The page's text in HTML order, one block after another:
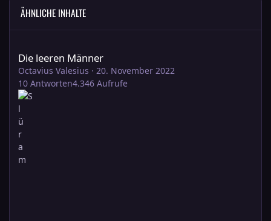
ÄHNLICHE INHALTE
Die leeren Männer
Octavius Valesius · 20. November 2022
10 Antworten4.346 Aufrufe